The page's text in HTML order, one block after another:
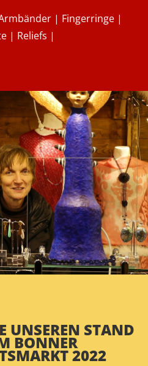
| Fingerringe |
| Reliefs |
UNSEREN STAND
BONNER
2022